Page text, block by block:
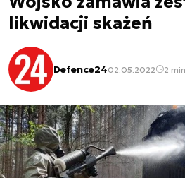
likwidacji skażeń
Defence2402.05.2022 2 min.